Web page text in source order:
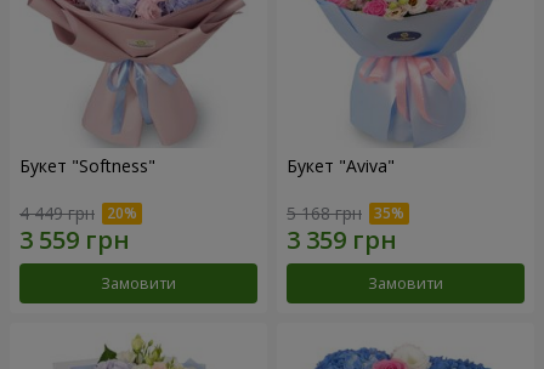
Букет "Softness"
4 449 грн
Замовити
Букет "Aviva"
5 168 грн
Замовити